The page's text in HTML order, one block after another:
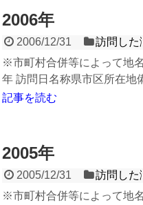
2006年
2006/12/31
訪問した
※市町村合併等によって地
年 訪問日名称県市区所在地
記事を読む
2005年
2005/12/31
訪問した
※市町村合併等によって地